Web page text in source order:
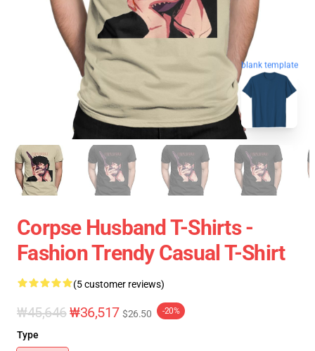
blank template
Corpse Husband T-Shirts -
Fashion Trendy Casual T-Shirt
(5 customer reviews)
₩45,646₩36,517 $26.50 -20%
Type